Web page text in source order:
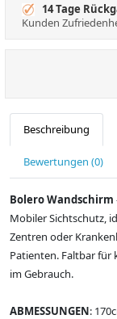
14 Tage
Kunden
Beschreibung
Bewertungen (0)
Bolero Wandschirm
Mobiler Sichtschutz,
Zentren oder
Patienten. Faltbar für
im Gebrauch.
ABMESSUNGEN: